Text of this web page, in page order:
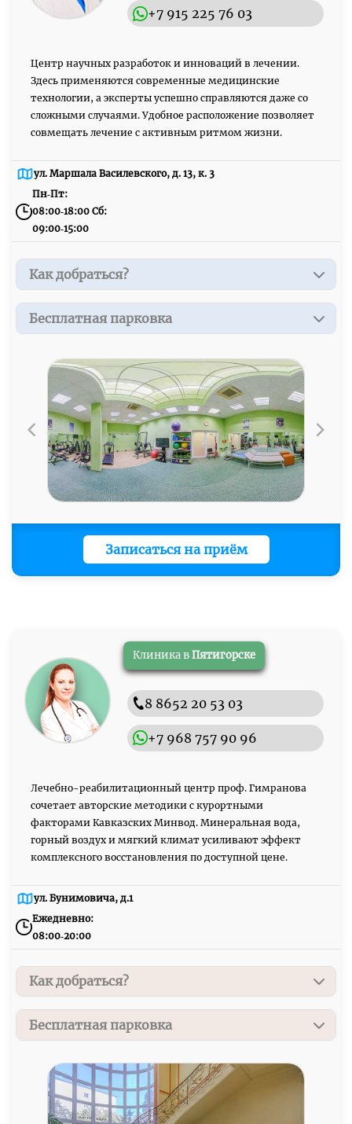
+7 915 225 76 03
Центр научных разработок и инноваций в лечении.
Здесь применяются современные медицинские
технологии, а эксперты успешно справляются даже со
сложными случаями. Удобное расположение позволяет
совмещать лечение с активным ритмом жизни.
ул. Маршала Василевского, д. 13, к. 3
Пн‑Пт:
08:00‑18:00 Сб:
09:00‑15:00
Как добраться?
г. Москва, ул. Маршала Василевского, д. 13, корп. 3,
подъезд 2
выход № 4 (после стеклянной двери направо), 2
минуты пешком. На пункте охраны сказать, что
Вы в клинику.
Бесплатная парковка
За территорией зданиябесплатная парковка
Записаться на приём
Клиника вПятигорске
8 8652 20 53 03
+7 968 757 90 96
Лечебно-реабилитационный центр проф. Гимранова
сочетает авторские методики с курортными
факторами Кавказских Минвод. Минеральная вода,
горный воздух и мягкий климат усиливают эффект
комплексного восстановления по доступной цене.
ул. Бунимовича, д.1
Ежедневно:
08:00‑20:00
Как добраться?
г. Пятигорск, ул. Бунимовича, д. 1
От центрального автовокзала— 5 минут пешком
Бесплатная парковка
Напротив клиники бесплатная парковка